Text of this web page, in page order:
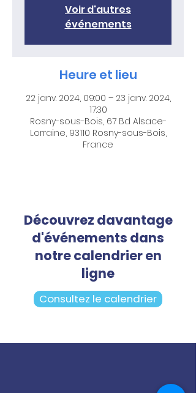
Voir d'autres
événements
Heure et lieu
22 janv. 2024, 09:00 – 23 janv. 2024,
17:30
Rosny-sous-Bois, 67 Bd Alsace-
Lorraine, 93110 Rosny-sous-Bois,
France
Découvrez davantage
d'événements dans
notre calendrier en
ligne
Consultez le calendrier